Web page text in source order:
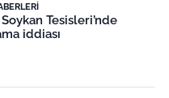
Tesisleri’nde
iddiası